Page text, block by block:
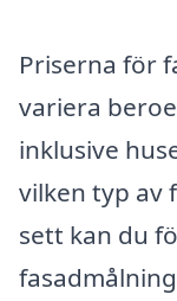
Priserna för
variera
inklusive
vilken typ av
sett kan du